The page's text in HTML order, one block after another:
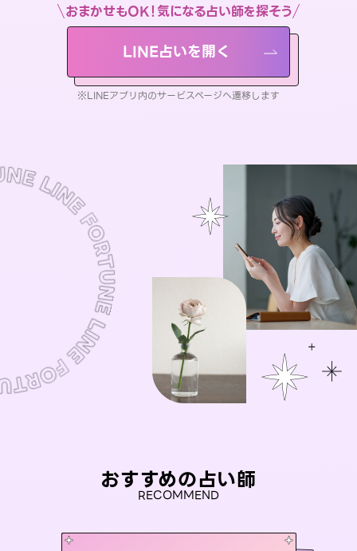
おまかせもOK！気になる占い師を探そう
LINE占いを開く
※LINEアプリ内のサービスページへ遷移します
おすすめの占い師
RECOMMEND